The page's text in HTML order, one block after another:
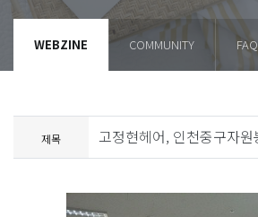
WEBZINE COMMUNITY FAQ
제목 고정현헤어, 인천중구자